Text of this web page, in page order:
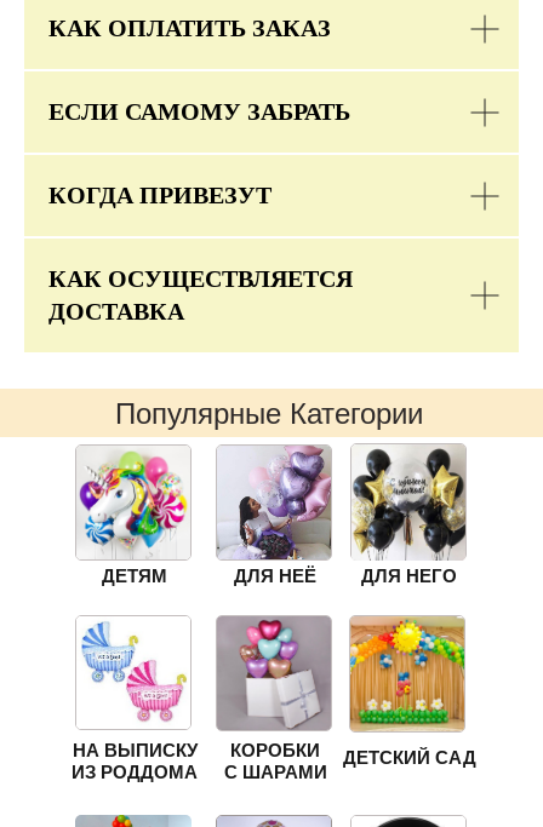
КАК ОПЛАТИТЬ ЗАКАЗ
ЕСЛИ САМОМУ ЗАБРАТЬ
КОГДА ПРИВЕЗУТ
КАК ОСУЩЕСТВЛЯЕТСЯ
ДОСТАВКА
Популярные Категории
ДЛЯ НЕЁ ДЛЯ НЕГО
ДЕТЯМ
НА ВЫПИСКУ
ИЗ РОДДОМА
КОРОБКИ
С ШАРАМИ
ДЕТСКИЙ САД